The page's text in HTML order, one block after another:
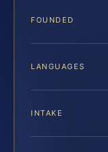
FOUNDED
LANGUAGES
INTAKE